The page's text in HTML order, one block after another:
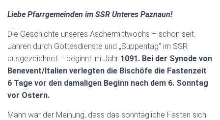
E
N
Liebe Pfarrgemeinden im SSR Unteres Paznaun!
Die Geschichte unseres Aschermittwochs – schon seit
Jahren durch Gottesdienste und „Suppentag“ im SSR
ausgezeichnet – beginnt im Jahr 1091. Bei der Synode von
Benevent/Italien verlegten die Bischöfe die Fastenzeit
6 Tage vor den damaligen Beginn nach dem 6. Sonntag
vor Ostern.
Mann war der Meinung, dass das sonntägliche Fasten sich